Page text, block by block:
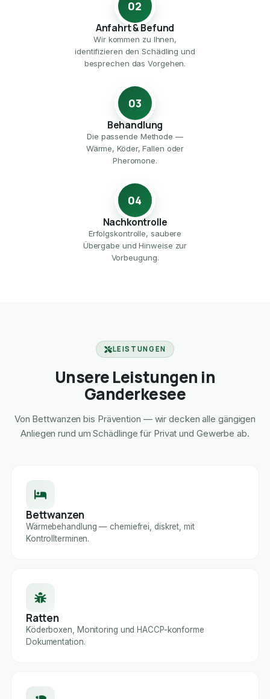
02
Anfahrt & Befund
Wir kommen zu Ihnen,
identifizieren den Schädling und
besprechen das Vorgehen.
03
Behandlung
Die passende Methode —
Wärme, Köder, Fallen oder
Pheromone.
04
Nachkontrolle
Erfolgskontrolle, saubere
Übergabe und Hinweise zur
Vorbeugung.
LEISTUNGEN
Unsere Leistungen in
Ganderkesee
Von Bettwanzen bis Prävention — wir decken alle gängigen
Anliegen rund um Schädlinge für Privat und Gewerbe ab.
Bettwanzen
Wärmebehandlung — chemiefrei, diskret, mit
Kontrollterminen.
Ratten
Köderboxen, Monitoring und HACCP-konforme
Dokumentation.